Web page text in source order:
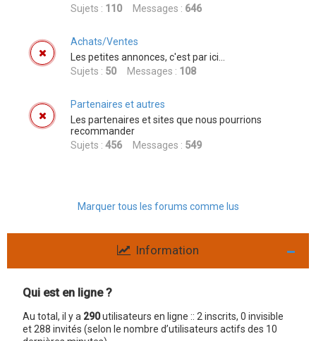
Sujets : 110 Messages : 646
Achats/Ventes
Les petites annonces, c'est par ici...
Sujets : 50 Messages : 108
Partenaires et autres
Les partenaires et sites que nous pourrions
recommander
Sujets : 456 Messages : 549
Marquer tous les forums comme lus
Information
Qui est en ligne ?
Au total, il y a 290utilisateurs en ligne :: 2 inscrits, 0 invisible
et 288 invités (selon le nombre d’utilisateurs actifs des 10